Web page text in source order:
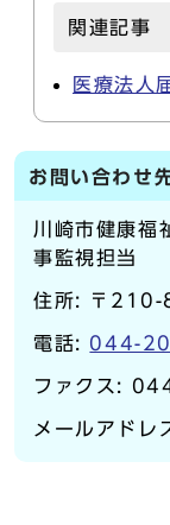
関連記事
医療法人
お問い合わせ
川崎市健康福
事監視担当
住所: 〒210-
電話: 044-
ファクス:
メールアドレ